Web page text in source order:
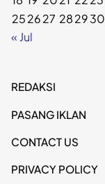
252627 282930
« Jul
REDAKSI
PASANG IKLAN
CONTACT US
PRIVACY POLICY